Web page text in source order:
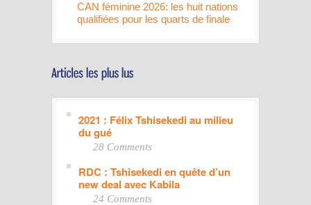
CAN féminine 2026: les huit nations
qualifiées pour les quarts de finale
2021 : Félix Tshisekedi au milieu
du gué
28 Comments
RDC : Tshisekedi en quête d’un
new deal avec Kabila
24 Comments